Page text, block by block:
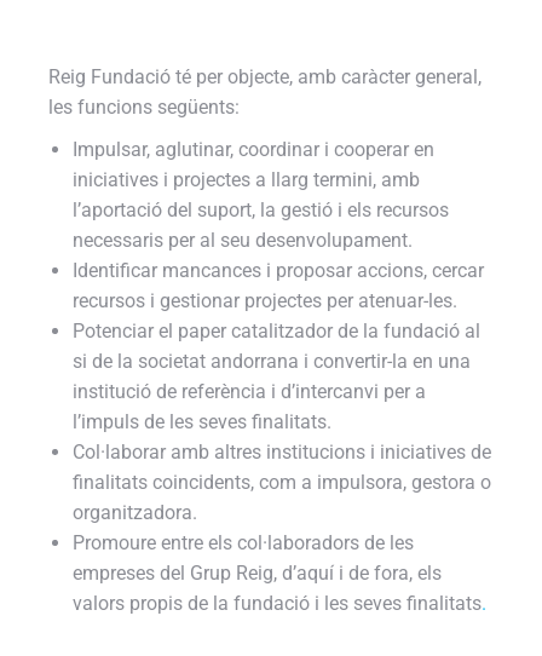
Reig Fundació té per objecte, amb caràcter general,
les funcions següents:
Impulsar, aglutinar, coordinar i cooperar en
iniciatives i projectes a llarg termini, amb
l’aportació del suport, la gestió i els recursos
necessaris per al seu desenvolupament.
Identificar mancances i proposar accions, cercar
recursos i gestionar projectes per atenuar-les.
Potenciar el paper catalitzador de la fundació al
si de la societat andorrana i convertir-la en una
institució de referència i d’intercanvi per a
l’impuls de les seves finalitats.
Col·laborar amb altres institucions i iniciatives de
finalitats coincidents, com a impulsora, gestora o
organitzadora.
Promoure entre els col·laboradors de les
empreses del Grup Reig, d’aquí i de fora, els
valors propis de la fundació i les seves finalitats.